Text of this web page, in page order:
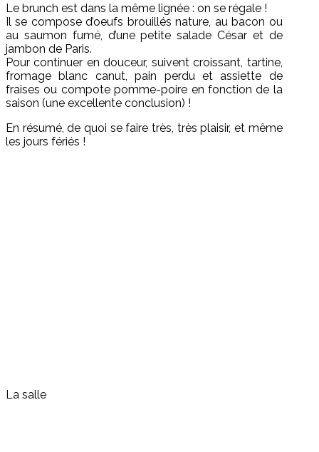
Le brunch est dans la même lignée : on se régale !
Il se compose d’oeufs brouillés nature, au bacon ou
au saumon fumé, d’une petite salade César et de
jambon de Paris.
Pour continuer en douceur, suivent croissant, tartine,
fromage blanc canut, pain perdu et assiette de
fraises ou compote pomme-poire en fonction de la
saison (une excellente conclusion) !
En résumé, de quoi se faire très, très plaisir, et même
les jours fériés !
La salle